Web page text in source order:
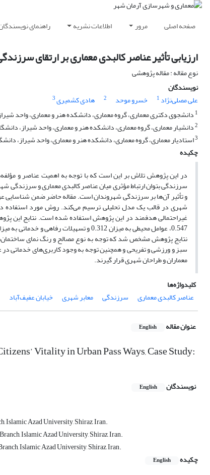
صفحه اصلی مرور اطلاعات نشریه راهنمای
ارزیابی تأثیر عناصر کالبدی معماری بر ارتقای
نوع مقاله : مقاله پژوهشی
نویسندگان
علی مصلی‌نژاد 1 خسرو موحد 2 هادی کشمیری3
1دانشجوی دکتری معماری، گروه معماری، دانشکده هنر و معماری، واحد
2دانشیار معماری، گروه معماری، دانشکده هنر و معماری، واحد شیراز،
3استادیار معماری، گروه معماری، دانشکده هنر و معماری، واحد شیراز،
چکیده
در این پژوهش تلاش بر این است که با توجه به اهمیت عناصر و
سرزندگی بتوان ارتباط مؤثری میان عناصر کالبدی معماری و
و تأثیر آن‌ها بر سرزندگی شهروندان است. مقاله حاضر ضمن شناسایی
شهری در قالب یک مدل تحلیلی ترسیم می‌کند. روش مورد استفاده
نتایج پژوهش مشخص شد که توجه به نوع مصالح و رنگ نمای
سبز و ورزشی و تفریحی و همچنین توجه به وجود کاربری‌های خدماتی
معماران و طراحان شهری قرار گیرند.
کلیدواژه‌ها
عناصر کالبدی معماری
سرزندگی معابر شهری خیابان عفیف‌آباد
عنوان مقاله English
Vitality in Urban Pass Ways, Case Study:
نویسندگان English
Islamic Azad University, Shiraz, Iran.
Islamic Azad University, Shiraz, Iran.
Islamic Azad University, Shiraz, Iran.
چکیده
English